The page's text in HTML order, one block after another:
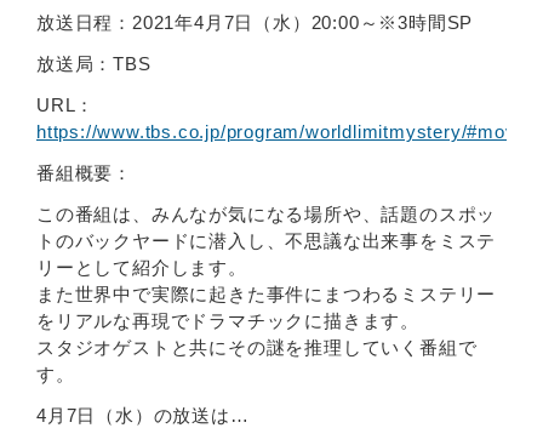
放送日程：2021年4月7日（水）20:00～※3時間SP
放送局：TBS
URL：
https://www.tbs.co.jp/program/worldlimitmystery/#mov
番組概要：
この番組は、みんなが気になる場所や、話題のスポッ
トのバックヤードに潜入し、不思議な出来事をミステ
リーとして紹介します。
また世界中で実際に起きた事件にまつわるミステリー
をリアルな再現でドラマチックに描きます。
スタジオゲストと共にその謎を推理していく番組で
す。
4月7日（水）の放送は…